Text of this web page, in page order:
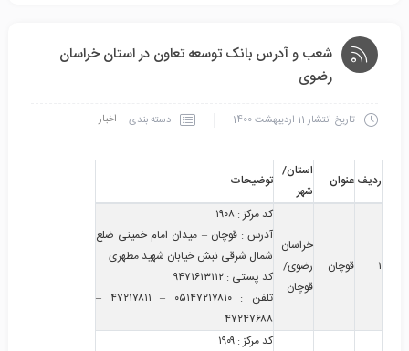
شعب و آدرس بانک توسعه تعاون در استان خراسان
رضوی
تاریخ انتشار11 اردیبهشت 1400 دسته بندی اخبار
ردیف عنوان
استان/
شهر
توضیحات
۱ قوچان
خراسان
رضوی/
قوچان
کد مرکز : ۱۹۰۸
آدرس:قوچان – میدان امام خمینی ضلع
شمال شرقی نبش خیابان شهید مطهری
کد پستی : ۹۴۷۱۶۱۳۱۱۲
تلفن :
۰۵۱۴۷۲۱۷۸۱۰ – ۴۷۲۱۷۸۱۱ –
۴۷۲۴۷۶۸۸
کد مرکز : ۱۹۰۹